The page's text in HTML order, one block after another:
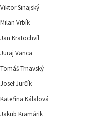
Viktor Sinajský
Milan Vrbík
Jan Kratochvíl
Juraj Vanca
Tomáš Trnavský
Josef Jurčík
Kateřina Kálalová
Jakub Kramárik